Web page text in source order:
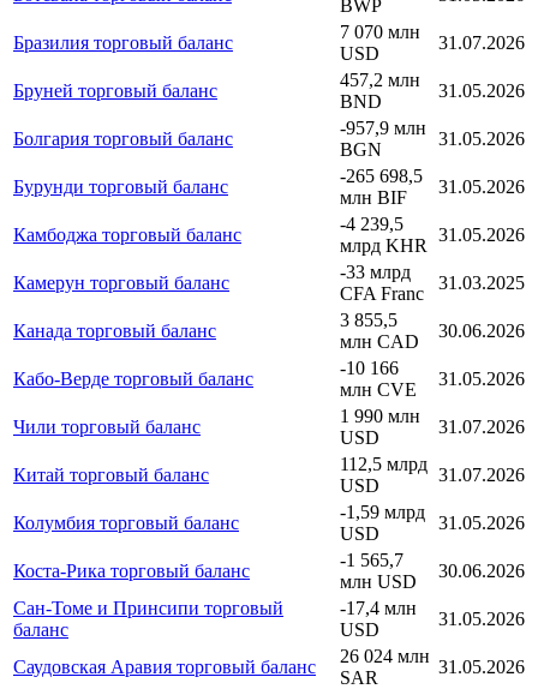
BWP
Бразилия торговый баланс
7 070 млн
USD
31.07.2026
Бруней торговый баланс
457,2 млн
BND
31.05.2026
Болгария торговый баланс
-957,9 млн
BGN
31.05.2026
Бурунди торговый баланс
-265 698,5
млн BIF
31.05.2026
Камбоджа торговый баланс
-4 239,5
млрд KHR
31.05.2026
Камерун торговый баланс
-33 млрд
CFA Franc
31.03.2025
Канада торговый баланс
3 855,5
млн CAD
30.06.2026
Кабо-Верде торговый баланс
-10 166
млн CVE
31.05.2026
Чили торговый баланс
1 990 млн
USD
31.07.2026
Китай торговый баланс
112,5 млрд
USD
31.07.2026
Колумбия торговый баланс
-1,59 млрд
USD
31.05.2026
Коста-Рика торговый баланс
-1 565,7
млн USD
30.06.2026
Сан-Томе и Принсипи торговый
баланс
-17,4 млн
USD
31.05.2026
Саудовская Аравия торговый баланс
26 024 млн
SAR
31.05.2026